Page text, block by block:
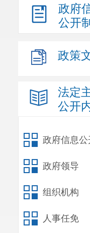
政府
公开
政策
法定
公开
政府信息
政府领导
组织机构
人事任免